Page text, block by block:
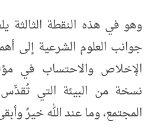
وهو في هذه النقطة الثالثة
جوانب العلوم الشرعية إلى
الإخلاص والاحتساب في
نسخة من البيئة التي
المجتمع، وما عند الله خيرٌ